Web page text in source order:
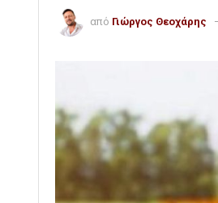
από Γιώργος Θεοχάρης